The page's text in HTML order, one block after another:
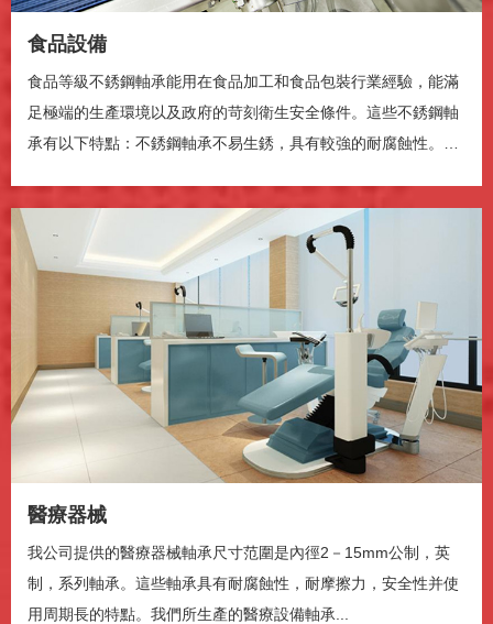
腾讯云提供技术支持
0:00
0:47
进度: 0%
媒体流类型直播
食品設備
食品等級不銹鋼軸承能用在食品加工和食品包裝行業經驗，能滿
足極端的生產環境以及政府的苛刻衛生安全條件。這些不銹鋼軸
承有以下特點：不銹鋼軸承不易生銹，具有較強的耐腐蝕性。不
醫療器械
我公司提供的醫療器械軸承尺寸范圍是內徑2－15mm公制，英
制，系列軸承。這些軸承具有耐腐蝕性，耐摩擦力，安全性并使
用周期長的特點。我們所生產的醫療設備軸承...